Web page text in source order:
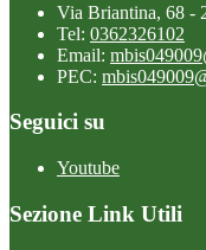
Via Briantina, 68 -
Tel: 0362326102
Email:
PEC:
Seguici su
Youtube
Sezione Link Utili